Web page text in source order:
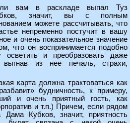
вам в раскладе выпал Туз
значит, вы с полным
можете рассчитывать, что
непременно постучит в вашу
и очень показательное значение
что он воспринимается подобно
осветить и преобразовать даже
из нее печаль, страхи,
карта должна трактоваться как
будничность, к примеру,
и очень приятный гость, как
и т.п.) Причем, если рядом
Кубков, значит, приятность